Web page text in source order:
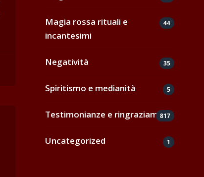
Magia rossa rituali e
incantesimi
44
Negatività 35
Spiritismo e medianità 5
Testimonianze e ringraziamenti
817
Uncategorized 1